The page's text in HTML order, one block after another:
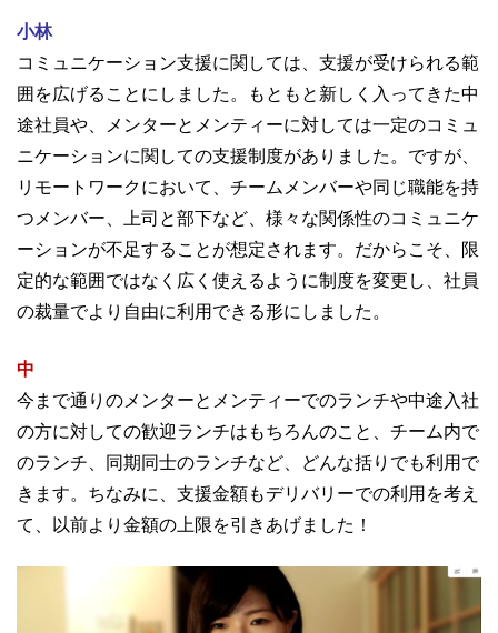
小林
コミュニケーション支援に関しては、支援が受けられる範
囲を広げることにしました。もともと新しく入ってきた中
途社員や、メンターとメンティーに対しては一定のコミュ
ニケーションに関しての支援制度がありました。ですが、
リモートワークにおいて、チームメンバーや同じ職能を持
つメンバー、上司と部下など、様々な関係性のコミュニケ
ーションが不足することが想定されます。 だからこそ、限
定的な範囲ではなく広く使えるように制度を変更し、社員
の裁量でより自由に利用できる形にしました。
中
今まで通りのメンターとメンティーでのランチや中途入社
の方に対しての歓迎ランチはもちろんのこと、チーム内で
のランチ、同期同士のランチなど、どんな括りでも利用で
きます。 ちなみに、支援金額もデリバリーでの利用を考え
て、以前より金額の上限を引きあげました！